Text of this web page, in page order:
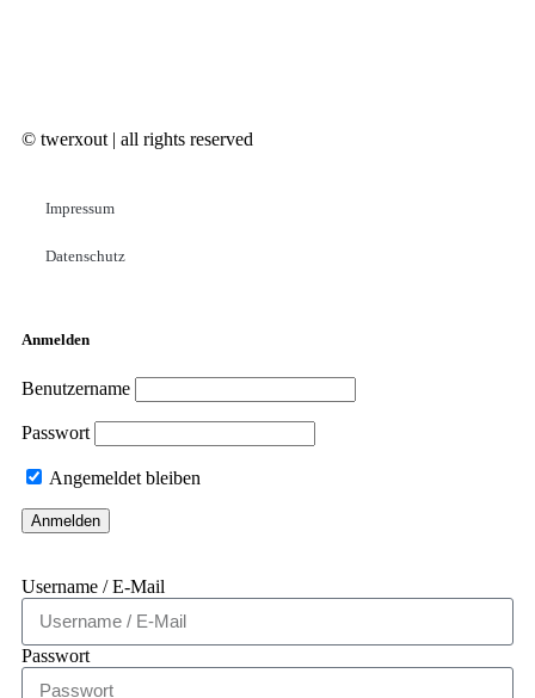
© twerxout | all rights reserved
Impressum
Datenschutz
Anmelden
Benutzername
Passwort
Angemeldet bleiben
Username / E-Mail
Passwort